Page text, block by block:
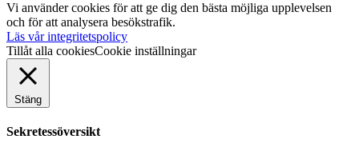
Vi använder cookies för att ge dig den bästa möjliga upplevelsen
och för att analysera besökstrafik.
Läs vår integritetspolicy
Tillåt alla cookiesCookie inställningar
Stäng
Sekretessöversikt